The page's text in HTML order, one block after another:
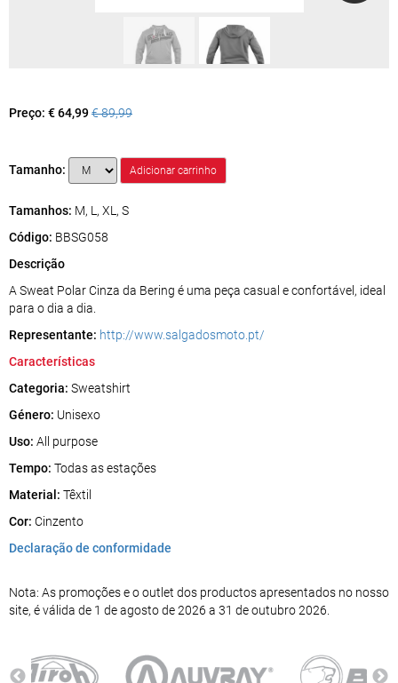
Preço: € 64,99€ 89,99
Tamanho:
Tamanhos: M, L, XL, S
Código: BBSG058
Descrição
A Sweat Polar Cinza da Bering é uma peça casual e confortável, ideal
para o dia a dia.
Representante: http://www.salgadosmoto.pt/
Características
Categoria: Sweatshirt
Género: Unisexo
Uso: All purpose
Tempo: Todas as estações
Material: Têxtil
Cor: Cinzento
Declaração de conformidade
Nota: As promoções e o outlet dos productos apresentados no nosso
site, é válida de 1 de agosto de 2026 a 31 de outubro 2026.